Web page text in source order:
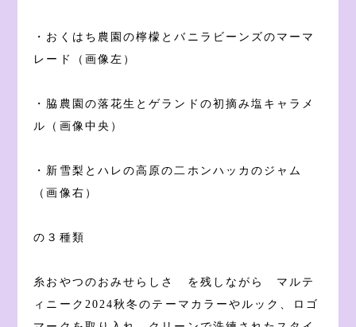
・おくはち農園の檸檬とバニラビーンズのマーマ
レード（画像左）
・脇農園の落花生とゲランドの初摘み塩キャラメ
ル（画像中央）
・新雪梨とハレの高原の二ホンハッカのジャム
（画像右）
の３種類
糸おやつのおみせらしさ を残しながら マルテ
ィニーク2024秋冬のテーマカラーやルック、ロゴ